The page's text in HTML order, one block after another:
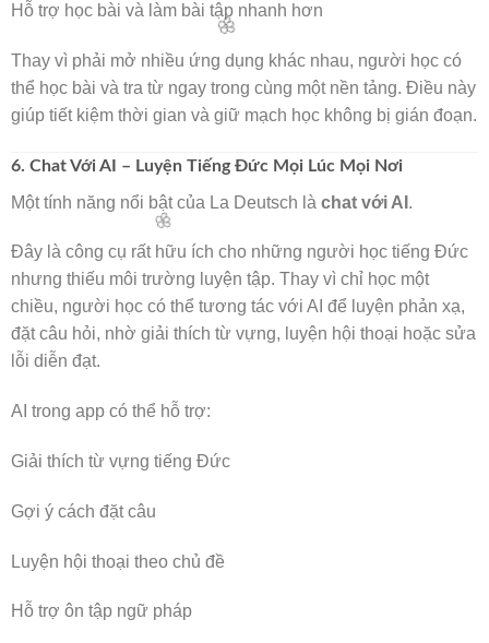
Hỗ trợ học bài và làm bài tập nhanh hơn
Thay vì phải mở nhiều ứng dụng khác nhau, người học có
thể học bài và tra từ ngay trong cùng một nền tảng. Điều này
giúp tiết kiệm thời gian và giữ mạch học không bị gián đoạn.
6. Chat Với AI – Luyện Tiếng Đức Mọi Lúc Mọi Nơi
Một tính năng nổi bật của La Deutsch là chat với AI .
Đây là công cụ rất hữu ích cho những người học tiếng Đức
nhưng thiếu môi trường luyện tập. Thay vì chỉ học một
chiều, người học có thể tương tác với AI để luyện phản xạ,
đặt câu hỏi, nhờ giải thích từ vựng, luyện hội thoại hoặc sửa
lỗi diễn đạt.
AI trong app có thể hỗ trợ:
Giải thích từ vựng tiếng Đức
Gợi ý cách đặt câu
Luyện hội thoại theo chủ đề
Hỗ trợ ôn tập ngữ pháp